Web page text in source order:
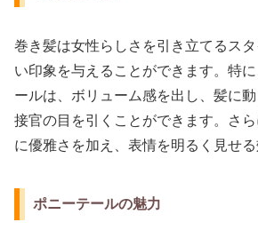
巻き髪は女性らしさを引き立てるス
い印象を与えることができます。特
ールは、ボリューム感を出し、髪に
接官の目を引くことができます。さ
に優雅さを加え、表情を明るく見せる
ポニーテールの魅力